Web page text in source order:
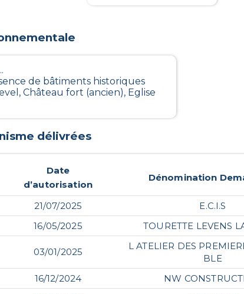
de bâtiments historiques
Château fort (ancien), Eglise
délivrées
Date
d’autorisation
Dénomination
21/07/2025
E.C.I.S
16/05/2025 TOURETTE LEVENS
03/01/2025
L ATELIER DES
BLE
16/12/2024
NW